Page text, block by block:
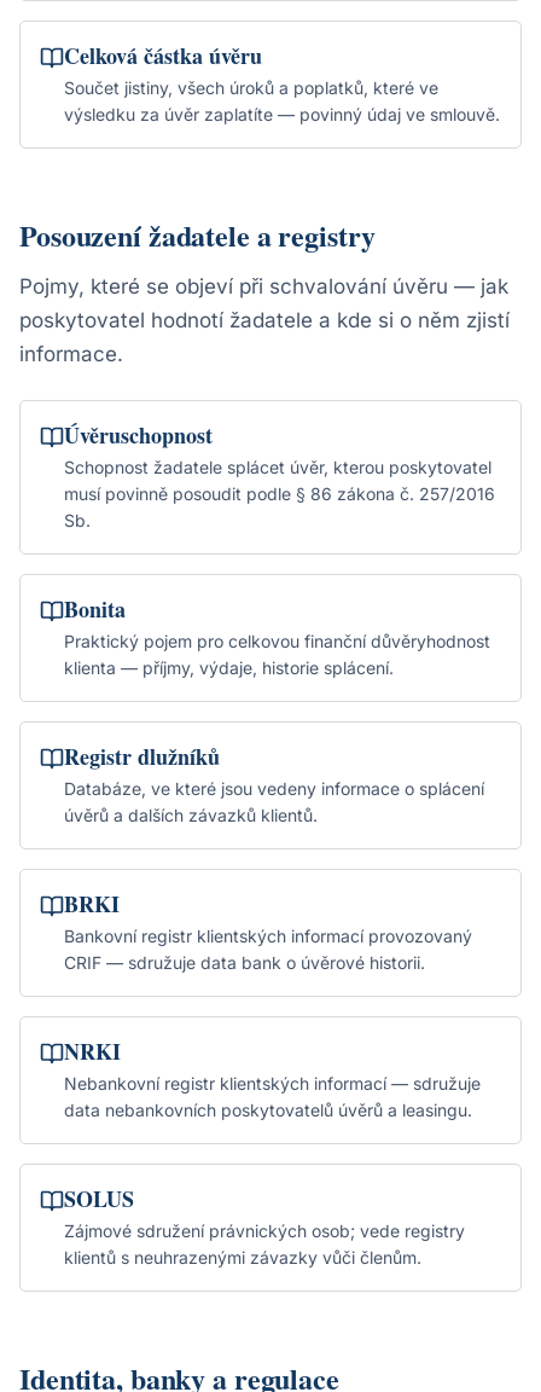
Celková částka úvěru
Součet jistiny, všech úroků a poplatků, které ve
výsledku za úvěr zaplatíte — povinný údaj ve smlouvě.
Posouzení žadatele a registry
Pojmy, které se objeví při schvalování úvěru — jak
poskytovatel hodnotí žadatele a kde si o něm zjistí
informace.
Úvěruschopnost
Schopnost žadatele splácet úvěr, kterou poskytovatel
musí povinně posoudit podle § 86 zákona č. 257/2016
Sb.
Bonita
Praktický pojem pro celkovou finanční důvěryhodnost
klienta — příjmy, výdaje, historie splácení.
Registr dlužníků
Databáze, ve které jsou vedeny informace o splácení
úvěrů a dalších závazků klientů.
BRKI
Bankovní registr klientských informací provozovaný
CRIF — sdružuje data bank o úvěrové historii.
NRKI
Nebankovní registr klientských informací — sdružuje
data nebankovních poskytovatelů úvěrů a leasingu.
SOLUS
Zájmové sdružení právnických osob; vede registry
klientů s neuhrazenými závazky vůči členům.
Identita, banky a regulace